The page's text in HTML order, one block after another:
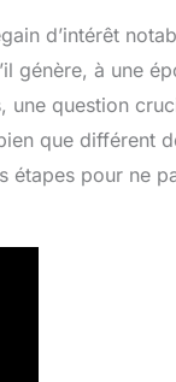
d’intérêt
génère, à une
une question
que différent
étapes pour ne